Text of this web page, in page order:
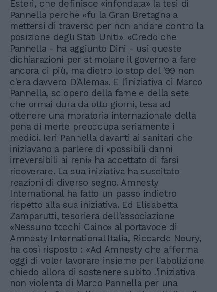
Esteri, che definisce «infondata» la tesi di
Pannella perchè «fu la Gran Bretagna a
mettersi di traverso per non andare contro la
posizione degli Stati Uniti». «Credo che
Pannella - ha aggiunto Dini - usi queste
dichiarazioni per stimolare il governo a fare
ancora di più, ma dietro lo stop del '99 non
c'era davvero D'Alema». E l'iniziativa di Marco
Pannella, sciopero della fame e della sete
che ormai dura da otto giorni, tesa ad
ottenere una moratoria internazionale della
pena di merte preoccupa seriamente i
medici. Ieri Pannella davanti ai sanitari che
iniziavano a parlere di «possibili danni
irreversibili ai reni» ha accettato di farsi
ricoverare. La sua iniziativa ha suscitato
reazioni di diverso segno. Amnesty
International ha fatto un passo indietro
rispetto alla sua iniziativa. Ed Elisabetta
Zamparutti, tesoriera dell'associazione
«Nessuno tocchi Caino» al portavoce di
Amnesty International Italia, Riccardo Noury,
ha così risposto : «Ad Amnesty che afferma
oggi di voler lavorare insieme per l'abolizione
chiedo allora di sostenere subito l'iniziativa
non violenta di Marco Pannella per una